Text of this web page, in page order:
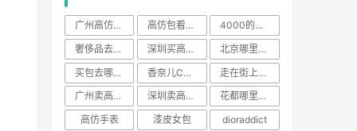
广州高仿包包 高仿包看得出来吗
4000的高仿包和200
奢侈品去哪里买
深圳买高仿LV多少钱
北京哪里有卖a货的地方
买包去哪里买
香奈儿CF包
走在街上背高仿包
广州卖高仿奢侈品原版的地
深圳卖高仿奢侈品原版的地
花都哪里有卖高仿包包的
高仿手表
漆皮女包 dioraddict